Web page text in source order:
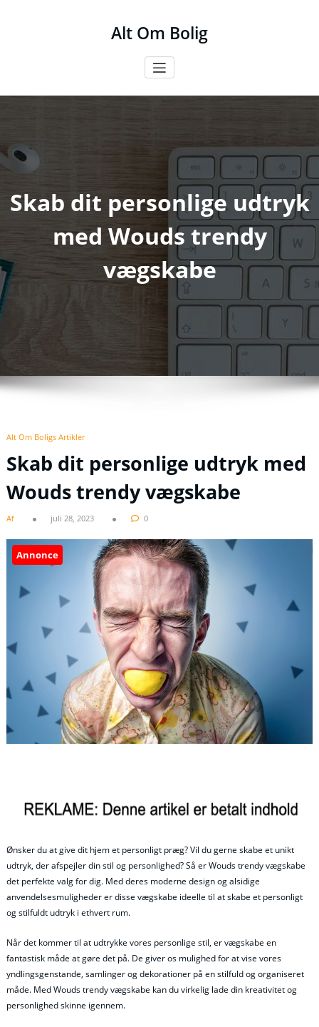
Alt Om Bolig
Skab dit personlige udtryk
med Wouds trendy
vægskabe
Alt Om Boligs Artikler
Skab dit personlige udtryk med
Wouds trendy vægskabe
Af juli 28, 2023 0
Annonce
Ønsker du at give dit hjem et personligt præg? Vil du gerne skabe et unikt
udtryk, der afspejler din stil og personlighed? Så er Wouds trendy vægskabe
det perfekte valg for dig. Med deres moderne design og alsidige
anvendelsesmuligheder er disse vægskabe ideelle til at skabe et personligt
og stilfuldt udtryk i ethvert rum.
Når det kommer til at udtrykke vores personlige stil, er vægskabe en
fantastisk måde at gøre det på. De giver os mulighed for at vise vores
yndlingsgenstande, samlinger og dekorationer på en stilfuld og organiseret
måde. Med Wouds trendy vægskabe kan du virkelig lade din kreativitet og
personlighed skinne igennem.